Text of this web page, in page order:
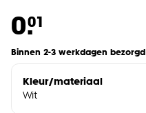
0.01
Binnen 2-3 werkdagen bezorgd
Kleur/materiaal
Wit